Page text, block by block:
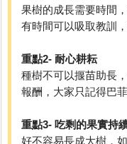
果樹的成長需要時間
有時間可以吸取教訓
重點2- 耐心耕耘
種樹不可以揠苗助長
報酬，大家只記得巴
重點3- 吃剩的果實持
好不容易長成大樹，